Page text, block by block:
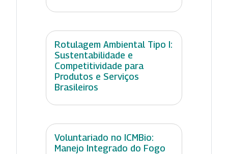
Rotulagem Ambiental Tipo I:
Sustentabilidade e
Competitividade para
Produtos e Serviços
Brasileiros
Voluntariado no ICMBio:
Manejo Integrado do Fogo